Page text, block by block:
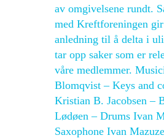
av omgivelsene rundt.
med Kreftforeningen
anledning til å delta i
tar opp saker som er
våre medlemmer.
Blomqvist – Keys and
Kristian B. Jacobsen –
Lødøen – Drums Ivan
Saxophone Ivan